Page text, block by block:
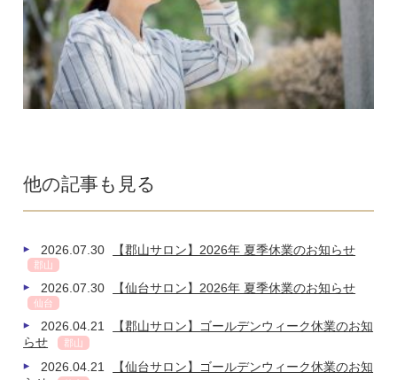
他の記事も見る
2026.07.30 【郡山サロン】2026年 夏季休業のお知らせ
郡山
2026.07.30 【仙台サロン】2026年 夏季休業のお知らせ
仙台
2026.04.21
【郡山サロン】ゴールデンウィーク休業のお知
らせ
郡山
2026.04.21
【仙台サロン】ゴールデンウィーク休業のお知